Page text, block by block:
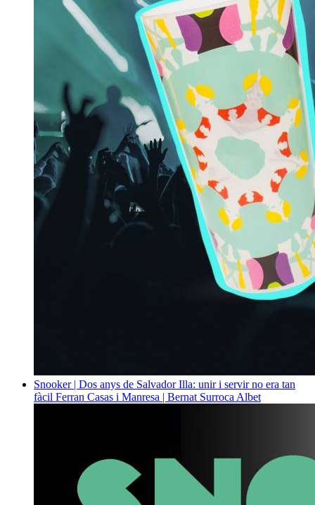
Snooker | Dos anys de Salvador Illa: unir i servir no era tan
fàcil Ferran Casas i Manresa | Bernat Surroca Albet